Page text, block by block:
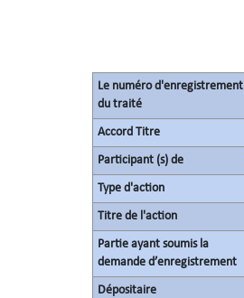
Le numéro d'enregistrement
du traité
Accord Titre
Participant (s) de
Type d'action
Titre de l'action
Partie ayant soumis la
demande d’enregistrement
Dépositaire